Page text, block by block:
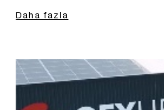
Daha fazla